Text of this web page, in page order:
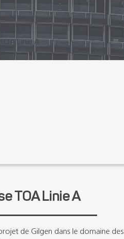
TOA Linie A
de Gilgen dans le domaine des